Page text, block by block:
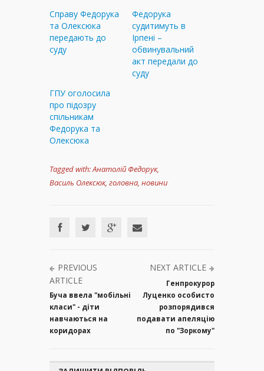
Справу Федорука
та Олексюка
передають до
суду
Федорука
судитимуть в
Ірпені –
обвинувальний
акт передали до
суду
ГПУ оголосила
про підозру
спільникам
Федорука та
Олексюка
Tagged with:Анатолій Федорук,
Василь Олексюк, головна, новини
PREVIOUS
ARTICLE
Буча ввела "мобільні
класи" - діти
навчаються на
коридорах
NEXT ARTICLE
Генпрокурор
Луценко особисто
розпорядився
подавати апеляцію
по "Зоркому"